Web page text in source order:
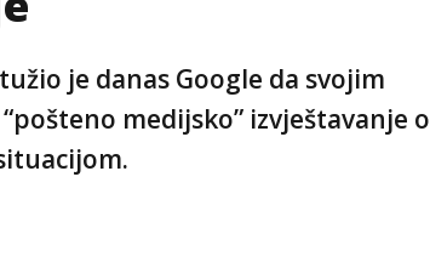
je danas Google da svojim
medijsko” izvještavanje o